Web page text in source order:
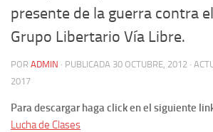
presente de la guerra contra
Grupo Libertario Vía Libre.
POR ADMIN · PUBLICADA 30 OCTUBRE, 2012 ·
2017
Para descargar haga click en el siguiente
Lucha de Clases